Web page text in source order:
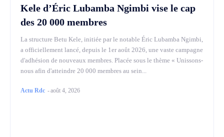
Kele d’Éric Lubamba Ngimbi vise le cap
des 20 000 membres
La structure Betu Kele, initiée par le notable Éric Lubamba Ngimbi,
a officiellement lancé, depuis le 1er août 2026, une vaste campagne
d'adhésion de nouveaux membres. Placée sous le thème « Unissons-
nous afin d'atteindre 20 000 membres au sein...
Actu Rdc -août 4, 2026